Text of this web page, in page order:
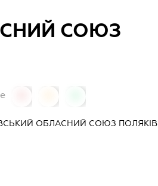
СОЮЗ
ОБЛАСНИЙ СОЮЗ ПОЛЯКІВ